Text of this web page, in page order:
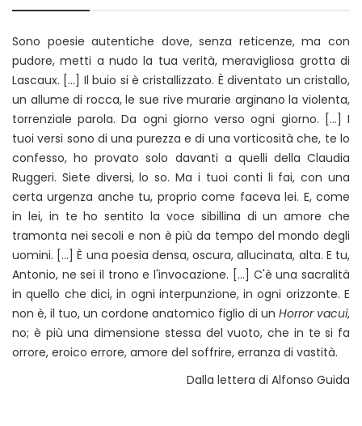
Sono poesie autentiche dove, senza reticenze, ma con
pudore, metti a nudo la tua verità, meravigliosa grotta di
Lascaux. [...] Il buio si è cristallizzato. È diventato un cristallo,
un allume di rocca, le sue rive murarie arginano la violenta,
torrenziale parola. Da ogni giorno verso ogni giorno. [...] I
tuoi versi sono di una purezza e di una vorticosità che, te lo
confesso, ho provato solo davanti a quelli della Claudia
Ruggeri. Siete diversi, lo so. Ma i tuoi conti li fai, con una
certa urgenza anche tu, proprio come faceva lei. E, come
in lei, in te ho sentito la voce sibillina di un amore che
tramonta nei secoli e non è più da tempo del mondo degli
uomini. [...] È una poesia densa, oscura, allucinata, alta. E tu,
Antonio, ne sei il trono e l'invocazione. [...] C'è una sacralità
in quello che dici, in ogni interpunzione, in ogni orizzonte. E
non è, il tuo, un cordone anatomico figlio di un Horror vacui,
no; è più una dimensione stessa del vuoto, che in te si fa
orrore, eroico errore, amore del soffrire, erranza di vastità.
Dalla lettera di Alfonso Guida